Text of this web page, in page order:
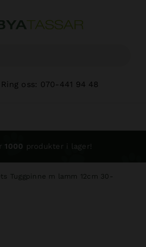
Ring oss: 070-441 94 48
1000 produkter i lager!
Tuggpinne m lamm 12cm 30-